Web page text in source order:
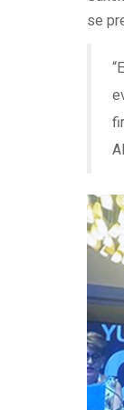
se